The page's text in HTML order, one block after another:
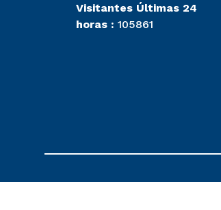
Visitantes Últimas 24
horas : 105861